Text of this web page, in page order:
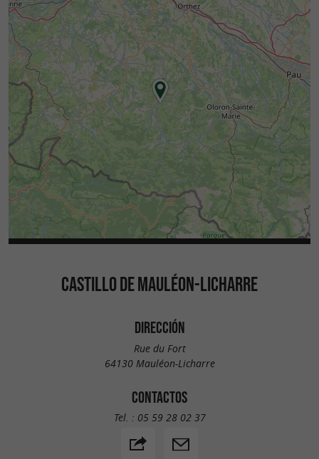
CASTILLO DE MAULÉON-LICHARRE
DIRECCIÓN
Rue du Fort
64130 Mauléon-Licharre
CONTACTOS
Tel. : 05 59 28 02 37